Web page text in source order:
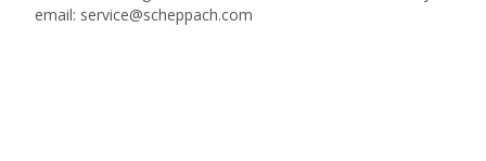
email: service@scheppach.com